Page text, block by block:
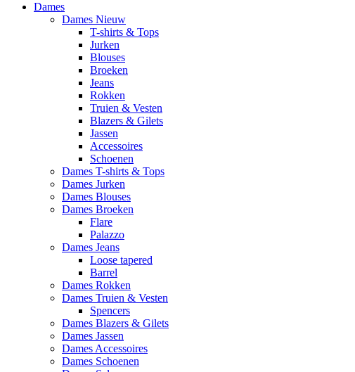
Dames
Dames Nieuw
T-shirts & Tops
Jurken
Blouses
Broeken
Jeans
Rokken
Truien & Vesten
Blazers & Gilets
Jassen
Accessoires
Schoenen
Dames T-shirts & Tops
Dames Jurken
Dames Blouses
Dames Broeken
Flare
Palazzo
Dames Jeans
Loose tapered
Barrel
Dames Rokken
Dames Truien & Vesten
Spencers
Dames Blazers & Gilets
Dames Jassen
Dames Accessoires
Dames Schoenen